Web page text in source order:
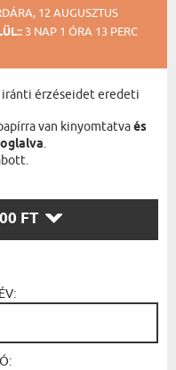
12 AUGUSZTUS
3 NAP 1 ÓRA 13 PERC
érzéseidet eredeti
van kinyomtatvaés
.
FT